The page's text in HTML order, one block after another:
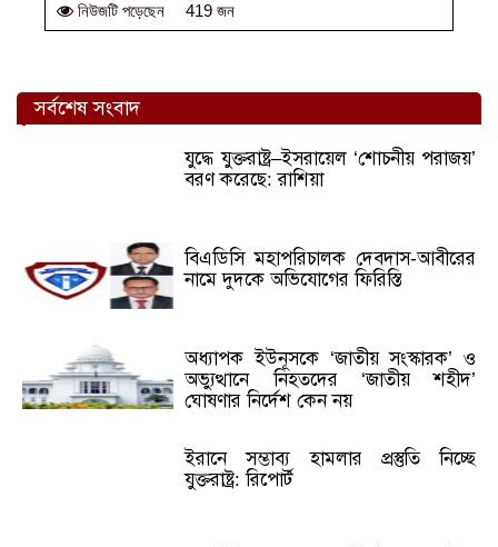
নিউজটি পড়েছেন 419 জন
সর্বশেষ সংবাদ
যুদ্ধে যুক্তরাষ্ট্র–ইসরায়েল ‘শোচনীয় পরাজয়’
বরণ করেছে: রাশিয়া
বিএডিসি মহাপরিচালক দেবদাস-আবীরের
নামে দুদকে অভিযোগের ফিরিস্তি
অধ্যাপক ইউনূসকে ‘জাতীয় সংস্কারক’ ও
অভ্যুত্থানে নিহতদের ‘জাতীয় শহীদ’
ঘোষণার নির্দেশ কেন নয়
ইরানে সম্ভাব্য হামলার প্রস্তুতি নিচ্ছে
যুক্তরাষ্ট্র: রিপোর্ট